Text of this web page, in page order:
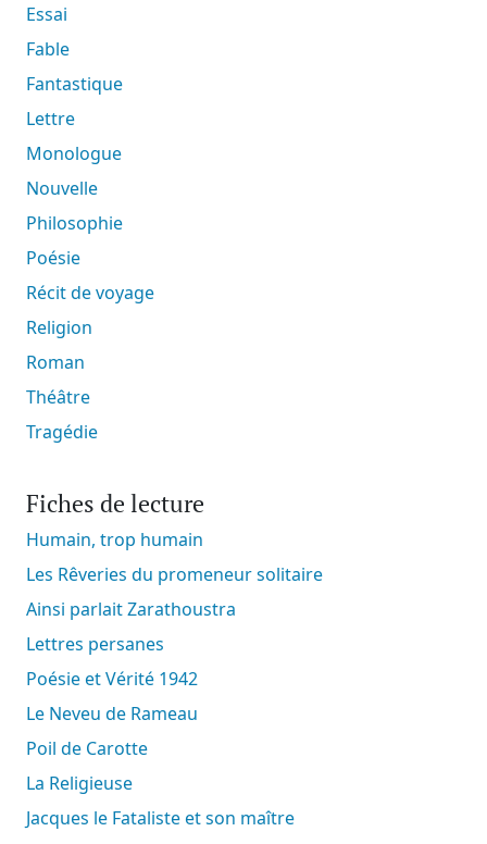
Essai
Fable
Fantastique
Lettre
Monologue
Nouvelle
Philosophie
Poésie
Récit de voyage
Religion
Roman
Théâtre
Tragédie
Fiches de lecture
Humain, trop humain
Les Rêveries du promeneur solitaire
Ainsi parlait Zarathoustra
Lettres persanes
Poésie et Vérité 1942
Le Neveu de Rameau
Poil de Carotte
La Religieuse
Jacques le Fataliste et son maître